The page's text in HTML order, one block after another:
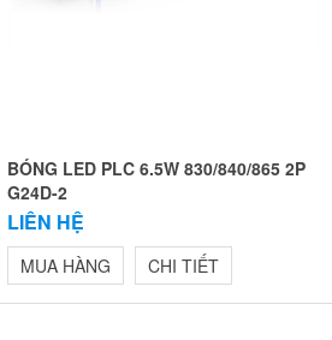
BÓNG LED PLC 6.5W 830/840/865 2P
G24D-2
LIÊN HỆ
MUA HÀNG CHI TIẾT